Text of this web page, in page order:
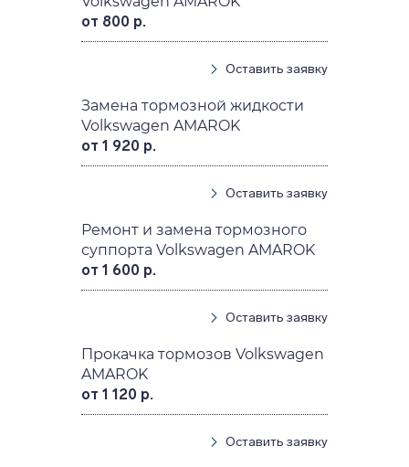
от 800 р.
Оставить заявку
Замена тормозной жидкости
Volkswagen AMAROK
от 1 920 р.
Оставить заявку
Ремонт и замена тормозного
суппорта Volkswagen AMAROK
от 1 600 р.
Оставить заявку
Прокачка тормозов Volkswagen
AMAROK
от 1 120 р.
Оставить заявку